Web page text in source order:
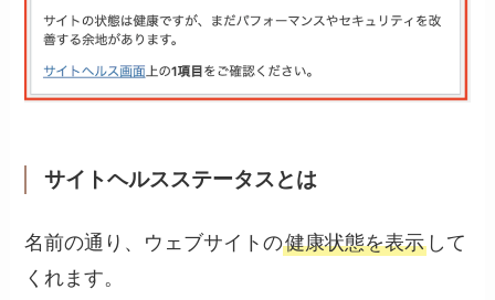
サイトヘルスステータスとは
名前の通り、ウェブサイトの健康状態を表示 して
くれます。